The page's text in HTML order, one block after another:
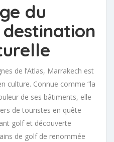
du
de l’Atlas, Marrakech est
culture. Connue comme “la
de ses bâtiments, elle
de touristes en quête
golf et découverte
de golf de renommée